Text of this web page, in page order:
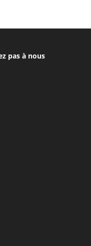
pas à nous